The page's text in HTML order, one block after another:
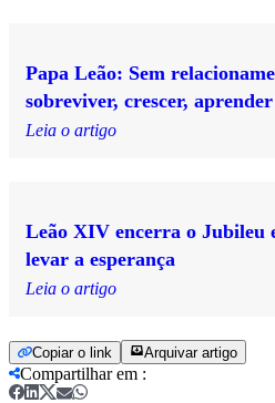
Papa Leão: Sem
sobreviver, crescer, aprender
Leia o artigo
Leão XIV encerra o Jubileu
levar a esperança
Leia o artigo
Copiar o link Arquivar artigo
Compartilhar em :